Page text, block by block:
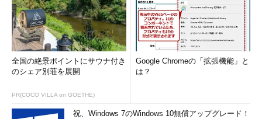
全国の絶景ポイントにサウナ付き
のシェア別荘を展開
PR(COCO VILLA on GOETHE)
Google Chromeの「拡張機能」と
は？
祝、Windows 7のWindows 10無償アップグレード！